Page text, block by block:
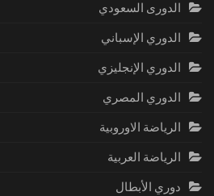
الدورى السعودي
الدوري الإسباني
الدوري الإنجليزي
الدوري المصري
الرياضة الاوروبية
الرياضة العربية
دوري الأبطال